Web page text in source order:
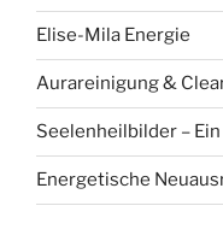
Elise-Mila Energie
Aurareinigung &
Seelenheilbilder –
Energetische